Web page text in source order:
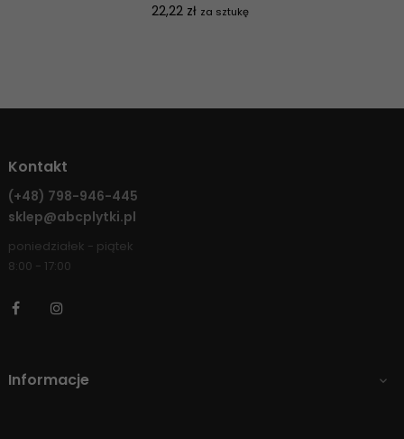
Cena
22,22 zł za sztukę
Kontakt
(+48) 798-946-445
sklep@abcplytki.pl
poniedziałek - piątek
8:00 - 17:00
Facebook
Informacje 